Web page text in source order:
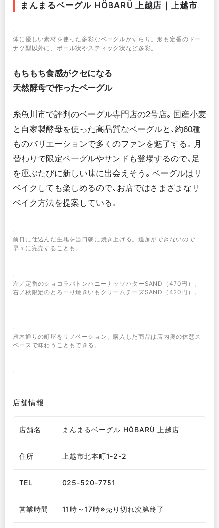
まんまるベーグル HÖBARÜ 上越店｜上越市
体に優しい素材を使った多彩なベーグルがずらり。形も定番のドー
ナツ型以外に、ボール状やスティック状など多彩。
もちもち食感がクセになる
天然酵母で作ったベーグル
糸魚川市で評判のベーグル専門店の2号店。国産小麦
と自家製酵母を使った高品質なベーグルと、約60種
ものバリエーションで多くのファンを魅了する。月
替わりで限定ベーグルやサンドも登場するので、足
を運ぶたびに新しい味に出会えそう。ベーグルはリ
ベイクしても楽しめるので、お店ではさまざまなリ
ベイク方法を提案している。
前日に仕込んだ生地を当日朝に焼き上げる。追加ができないので
早々に完売することも。
左／定番のショコラバトンハニーナッツバターSAND（470円）。
右／秋限定のとろーり焼きいもクリームチーズSAND（420円）。
雁木通りの町屋をリノベーション。購入した商品は店内奥の休憩ス
ペースで味わうこともできる。
店舗情報
店舗名 まんまるベーグル HÖBARÜ 上越店
住所 上越市北本町1-2-2
TEL 025-520-7751
営業時間 11時～17時※売り切れ次第終了